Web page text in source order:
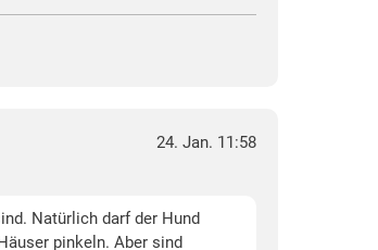
24. Jan. 11:58
Natürlich darf der Hund
pinkeln. Aber sind